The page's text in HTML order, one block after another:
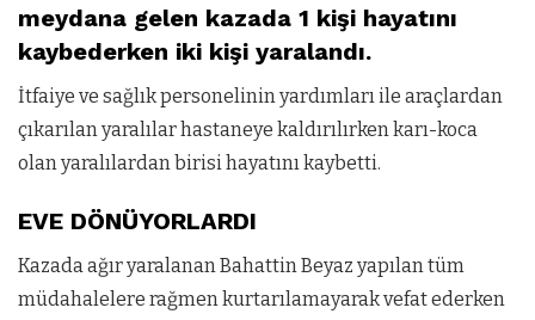
meydana gelen kazada 1 kişi hayatını
kaybederken iki kişi yaralandı.
İtfaiye ve sağlık personelinin yardımları ile araçlardan
çıkarılan yaralılar hastaneye kaldırılırken karı-koca
olan yaralılardan birisi hayatını kaybetti.
EVE DÖNÜYORLARDI
Kazada ağır yaralanan Bahattin Beyaz yapılan tüm
müdahalelere rağmen kurtarılamayarak vefat ederken